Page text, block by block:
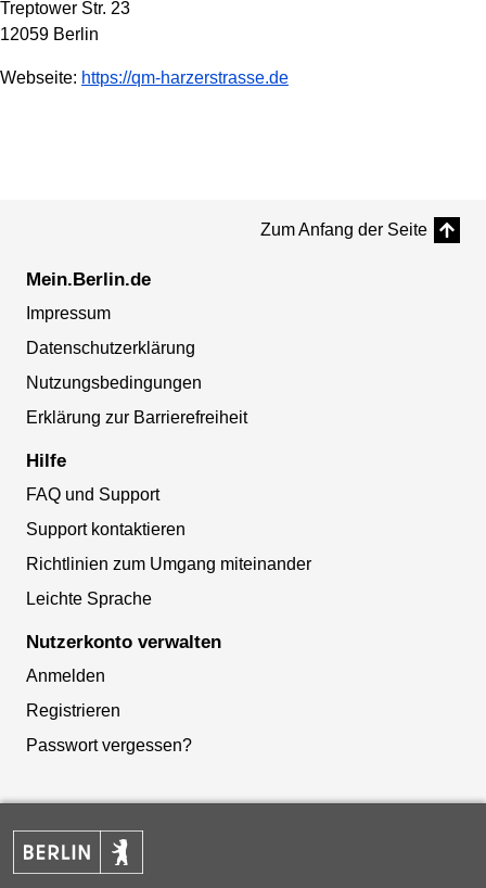
Treptower Str. 23
12059 Berlin
Webseite: https://qm-harzerstrasse.de
Zum Anfang der Seite
Mein.Berlin.de
Impressum
Datenschutzerklärung
Nutzungsbedingungen
Erklärung zur Barrierefreiheit
Hilfe
FAQ und Support
Support kontaktieren
Richtlinien zum Umgang miteinander
Leichte Sprache
Nutzerkonto verwalten
Anmelden
Registrieren
Passwort vergessen?